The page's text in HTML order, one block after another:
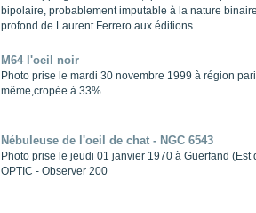
bipolaire, probablement imputable à la nature
profond de Laurent Ferrero aux éditions...
M64 l'oeil noir
Photo prise le mardi 30 novembre 1999 à région
même,cropée à 33%
Nébuleuse de l'oeil de chat - NGC 6543
Photo prise le jeudi 01 janvier 1970 à Guerfand
OPTIC - Observer 200